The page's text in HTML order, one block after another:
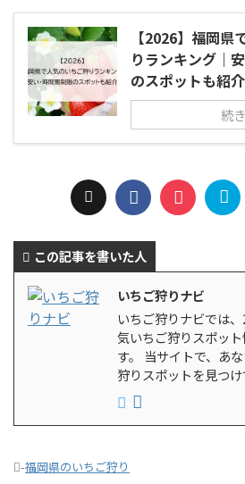
【2026】福岡県
りランキング｜
のスポットも紹介
続
この記事を書いた人
いちご狩りナビ
いちご狩りナビでは
気いちご狩りスポッ
す。 当サイトで、あ
狩りスポットを見つけ
-福岡県のいちご狩り